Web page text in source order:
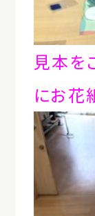
見本を
にお花